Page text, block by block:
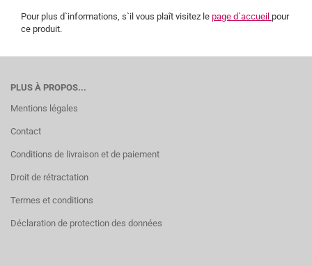
Pour plus d`informations, s`il vous plaît visitez le page d`accueil pour
ce produit.
PLUS À PROPOS...
Mentions légales
Contact
Conditions de livraison et de paiement
Droit de rétractation
Termes et conditions
Déclaration de protection des données